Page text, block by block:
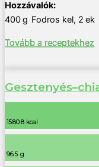
400g Fodros kel, 2 ek
Tovább a receptekhez
1580.8 kcal
96.5 g